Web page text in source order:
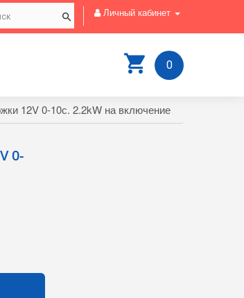
Личный кабинет
0
12V 0-10с. 2.2kW на включение
0-